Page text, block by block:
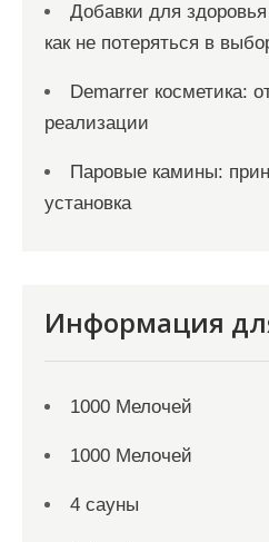
Добавки для
как не потеряться в
Demarrer косметика:
реализации
Паровые камины:
установка
Информация
1000 Мелочей
1000 Мелочей
4 сауны